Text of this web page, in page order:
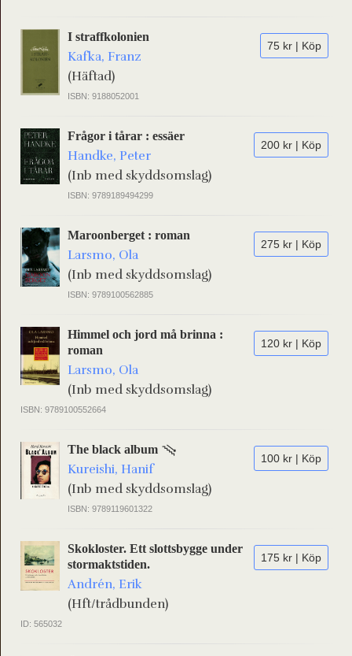
75 kr | Köp
I straffkolonien
Kafka, Franz
(Häftad)
ISBN: 9188052001
200 kr | Köp
Frågor i tårar : essäer
Handke, Peter
(Inb med skyddsomslag)
ISBN: 9789189494299
275 kr | Köp
Maroonberget : roman
Larsmo, Ola
(Inb med skyddsomslag)
ISBN: 9789100562885
120 kr | Köp
Himmel och jord må brinna :
roman
Larsmo, Ola
(Inb med skyddsomslag)
ISBN: 9789100552664
100 kr | Köp
The black album
Kureishi, Hanif
(Inb med skyddsomslag)
ISBN: 9789119601322
175 kr | Köp
Skokloster. Ett slottsbygge under
stormaktstiden.
Andrén, Erik
(Hft/trådbunden)
ID: 565032